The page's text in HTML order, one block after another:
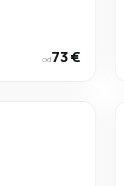
od73 €